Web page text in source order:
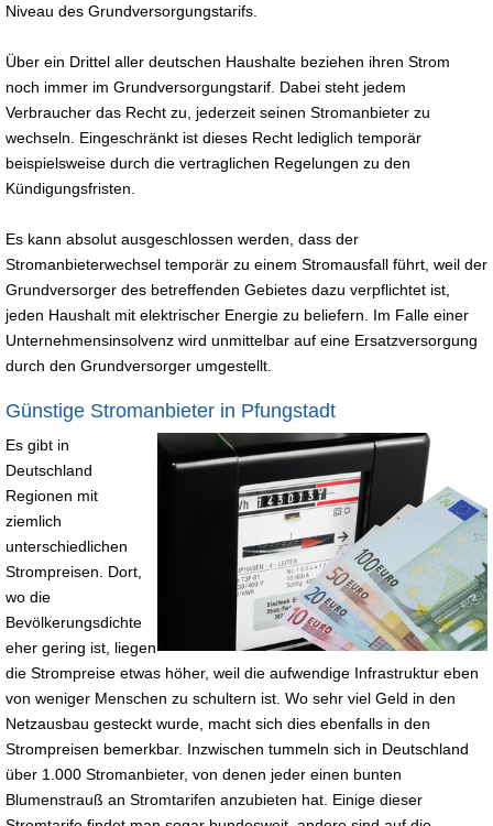
Niveau des Grundversorgungstarifs.
Über ein Drittel aller deutschen Haushalte beziehen ihren Strom
noch immer im Grundversorgungstarif. Dabei steht jedem
Verbraucher das Recht zu, jederzeit seinen Stromanbieter zu
wechseln. Eingeschränkt ist dieses Recht lediglich temporär
beispielsweise durch die vertraglichen Regelungen zu den
Kündigungsfristen.
Es kann absolut ausgeschlossen werden, dass der
Stromanbieterwechsel temporär zu einem Stromausfall führt, weil der
Grundversorger des betreffenden Gebietes dazu verpflichtet ist,
jeden Haushalt mit elektrischer Energie zu beliefern. Im Falle einer
Unternehmensinsolvenz wird unmittelbar auf eine Ersatzversorgung
durch den Grundversorger umgestellt.
Günstige Stromanbieter in Pfungstadt
Es gibt in
Deutschland
Regionen mit
ziemlich
unterschiedlichen
Strompreisen. Dort,
wo die
Bevölkerungsdichte
eher gering ist, liegen
die Strompreise etwas höher, weil die aufwendige Infrastruktur eben
von weniger Menschen zu schultern ist. Wo sehr viel Geld in den
Netzausbau gesteckt wurde, macht sich dies ebenfalls in den
Strompreisen bemerkbar. Inzwischen tummeln sich in Deutschland
über 1.000 Stromanbieter, von denen jeder einen bunten
Blumenstrauß an Stromtarifen anzubieten hat. Einige dieser